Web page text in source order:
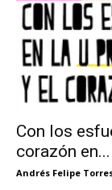
Con los
corazón en...
Andrés Felipe